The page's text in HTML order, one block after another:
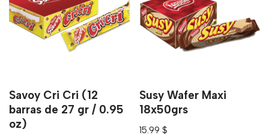
Savoy Cri Cri (12
barras de 27 gr / 0.95
oz)
Susy Wafer Maxi
18x50grs
15.99$